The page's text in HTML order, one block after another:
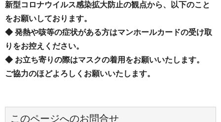
新型コロナウイルス感染拡大防止の観点から、以下のこと
をお願いしております。
◆ 発熱や咳等の症状がある方はマンホールカードの受け取
りをお控えください。
◆ お立ち寄りの際はマスクの着用をお願いいたします。
ご協力のほどよろしくお願いいたします。
このページへのお問合せ